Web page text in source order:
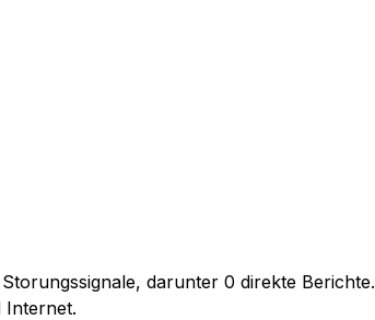
darunter 0 direkte Berichte.
Internet.